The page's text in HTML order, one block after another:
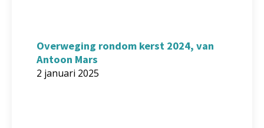
Overweging rondom kerst 2024, van
Antoon Mars
2 januari 2025